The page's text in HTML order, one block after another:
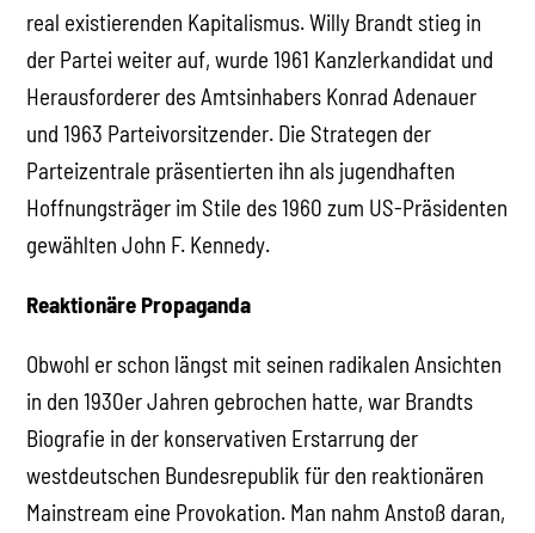
real existierenden Kapitalismus. Willy Brandt stieg in
der Partei weiter auf, wurde 1961 Kanzlerkandidat und
Herausforderer des Amtsinhabers Konrad Adenauer
und 1963 Parteivorsitzender. Die Strategen der
Parteizentrale präsentierten ihn als jugendhaften
Hoffnungsträger im Stile des 1960 zum US-Präsidenten
gewählten John F. Kennedy.
Reaktionäre Propaganda
Obwohl er schon längst mit seinen radikalen Ansichten
in den 1930er Jahren gebrochen hatte, war Brandts
Biografie in der konservativen Erstarrung der
westdeutschen Bundesrepublik für den reaktionären
Mainstream eine Provokation. Man nahm Anstoß daran,